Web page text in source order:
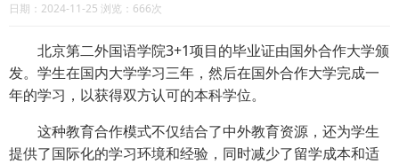
日期：2024-11-25 浏览： 666次
‌北京第二外国语学院3+1项目的毕业证由国外合作大学颁
发‌。学生在国内大学学习三年，然后在国外合作大学完成一
年的学习，以获得双方认可的本科学位。
这种教育合作模式不仅结合了中外教育资源，还为学生
提供了国际化的学习环境和经验，同时减少了留学成本和适